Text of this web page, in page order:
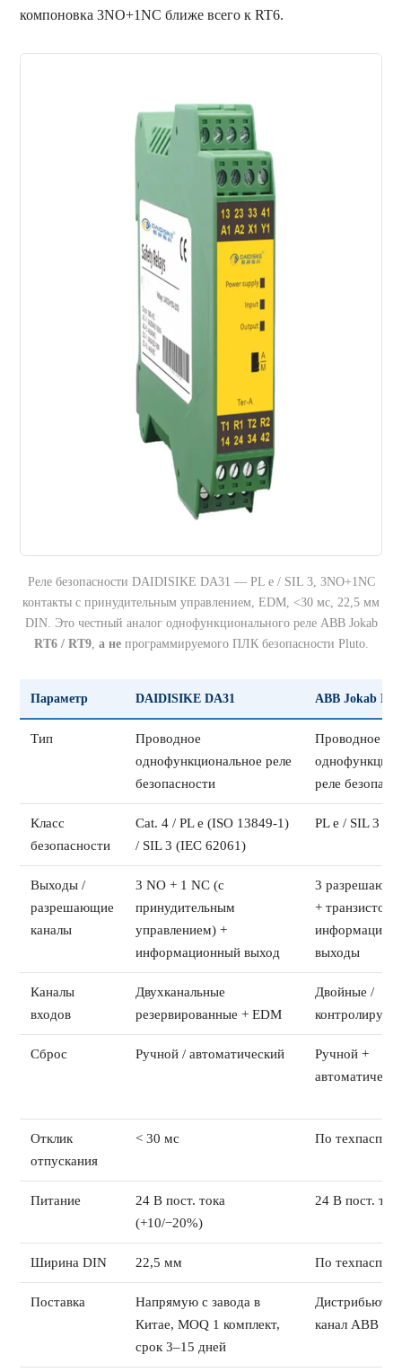
компоновка 3NO+1NC ближе всего к RT6.
Реле безопасности DAIDISIKE DA31 — PL e / SIL 3, 3NO+1NC
контакты с принудительным управлением, EDM, <30 мс, 22,5 мм
DIN. Это честный аналог однофункционального реле ABB Jokab
RT6 / RT9, а непрограммируемого ПЛК безопасности Pluto.
Параметр DAIDISIKE DA31 ABB Jokab RT6
Тип
Проводное
однофункциональное реле
безопасности
Проводное
реле
Класс
безопасности
Cat. 4 / PL e (ISO 13849-1)
/ SIL 3 (IEC 62061)
PL e / SIL 3 /
Выходы /
разрешающие
каналы
3 NO + 1 NC (с
принудительным
управлением) +
информационный выход
3
+
выходы
Каналы
входов
Двухканальные
резервированные + EDM
Двойные /
Сброс Ручной / автоматический
Ручной +
Отклик
отпускания
< 30 мс По
Питание
24 В пост. тока
(+10/−20%)
24 В пост.
Ширина DIN 22,5 мм По
Поставка
Напрямую с завода в
Китае, MOQ 1 комплект,
срок 3–15 дней
канал ABB /